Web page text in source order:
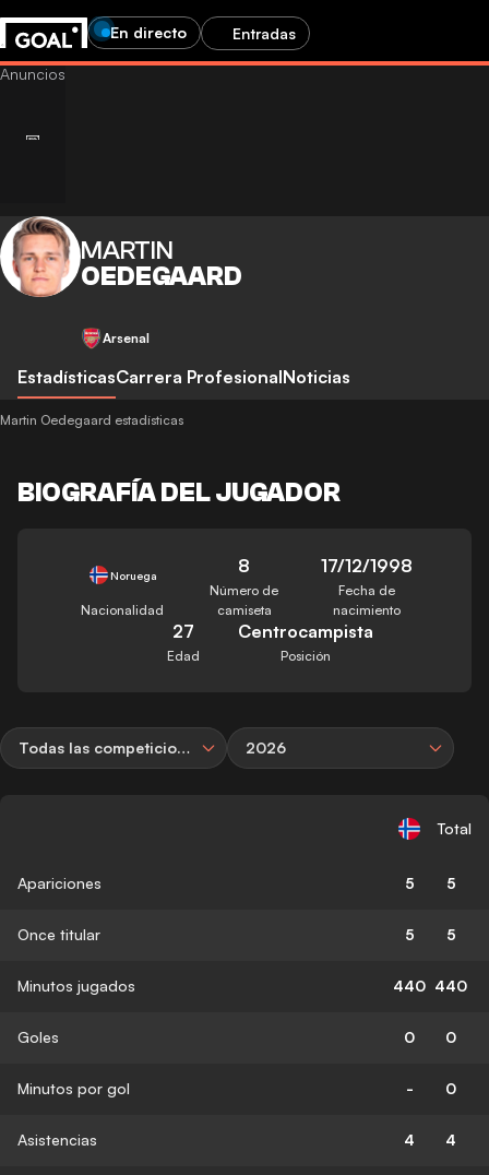
En directo Entradas
MARTIN
OEDEGAARD
Arsenal
EstadísticasCarrera ProfesionalNoticias
Martin Oedegaard estadísticas
BIOGRAFÍA DEL JUGADOR
Noruega
Nacionalidad
8
Número de
camiseta
17/12/1998
Fecha de
nacimiento
27
Edad
Centrocampista
Posición
Todas las competiciones 2026
Total
Apariciones 5 5
Once titular 5 5
Minutos jugados 440 440
Goles 0 0
Minutos por gol - 0
Asistencias 4 4